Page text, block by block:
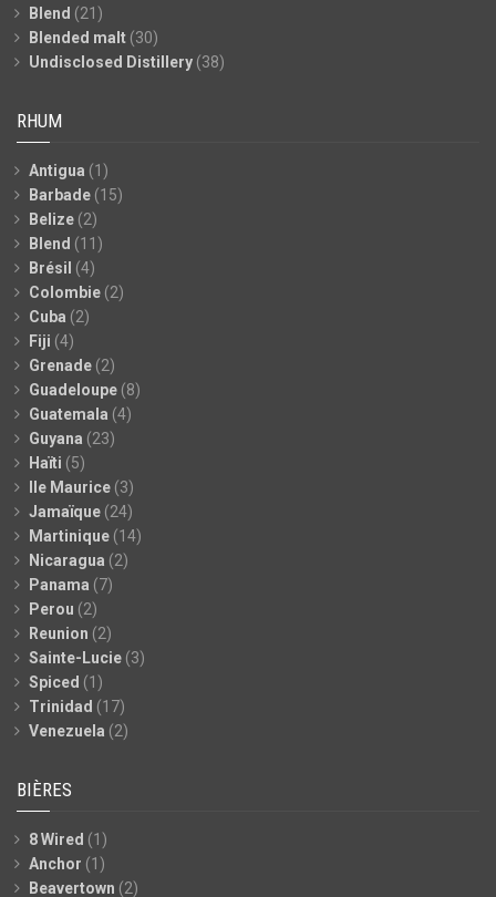
Blend (21)
Blended malt (30)
Undisclosed Distillery (38)
RHUM
Antigua (1)
Barbade (15)
Belize (2)
Blend (11)
Brésil (4)
Colombie (2)
Cuba (2)
Fiji (4)
Grenade (2)
Guadeloupe (8)
Guatemala (4)
Guyana (23)
Haïti (5)
Ile Maurice (3)
Jamaïque (24)
Martinique (14)
Nicaragua (2)
Panama (7)
Perou (2)
Reunion (2)
Sainte-Lucie (3)
Spiced (1)
Trinidad (17)
Venezuela (2)
BIÈRES
8 Wired (1)
Anchor (1)
Beavertown (2)